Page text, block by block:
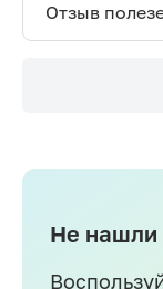
Отзыв
Не нашли